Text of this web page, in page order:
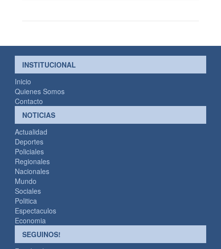
INSTITUCIONAL
Inicio
Quienes Somos
Contacto
NOTICIAS
Actualidad
Deportes
Policiales
Regionales
Nacionales
Mundo
Sociales
Politica
Espectaculos
Economia
SEGUINOS!